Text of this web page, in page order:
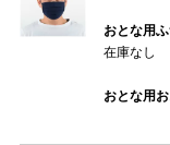
おとな用
在庫なし
おとな用